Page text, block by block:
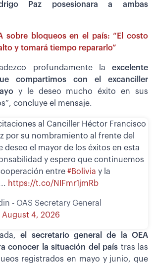
Paz posesionara a ambas
sobre bloqueos en el país: “El costo
y tomará tiempo repararlo”
profundamente la excelente
compartimos con el excanciller
y le deseo mucho éxito en sus
concluye el mensaje.
al Canciller Héctor Francisco
por su nombramiento al frente del
deseo el mayor de los éxitos en esta
y espero que continuemos
entre #Bolivia y la
https://t.co/NIFmr1jmRb
- OAS Secretary General
August 4, 2026
el secretario general de la OEA
conocer la situación del país tras las
registrados en mayo y junio, que